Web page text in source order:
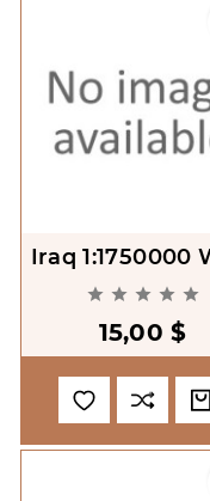
Iraq 1:1750000 With
Index Of
Archeological
    
15,00 $